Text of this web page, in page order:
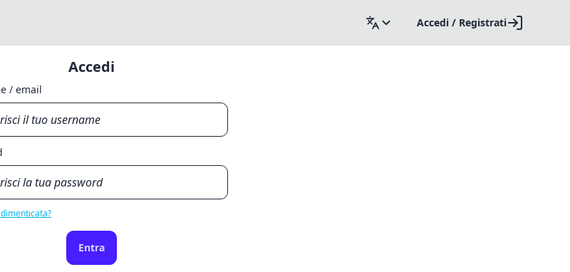
Accedi / Registrati
Accedi
/ email
Entra